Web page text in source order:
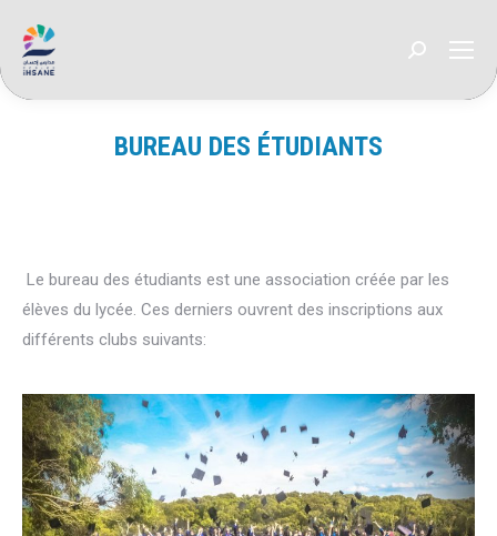
Recherche
BUREAU DES ÉTUDIANTS
Le bureau des étudiants est une association créée par les
élèves du lycée. Ces derniers ouvrent des inscriptions aux
différents clubs suivants: